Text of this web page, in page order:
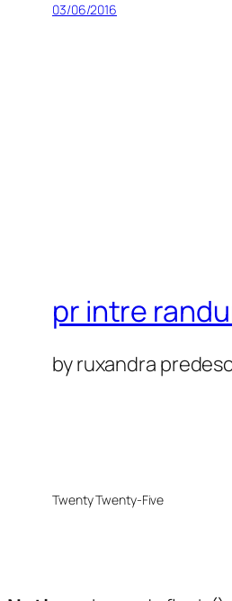
03/06/2016
pr intre
by ruxandra
Twenty Twenty-Five